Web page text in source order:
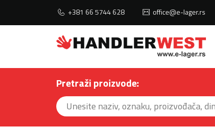
+381 66 5744 628 office@e-lager.rs
Pretraži proizvode: